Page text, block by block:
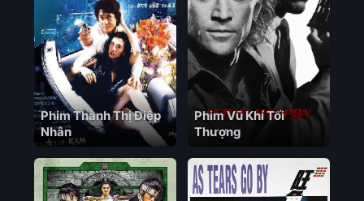
Phim Thành Thị Điệp
Nhân
Phim Vũ Khí Tối
Thượng